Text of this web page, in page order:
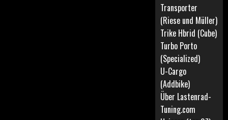
Transporter
(Riese und Müller)
Trike Hbrid (Cube)
Turbo Porto
(Specialized)
U-Cargo
(Addbike)
Über Lastenrad-
Tuning.com